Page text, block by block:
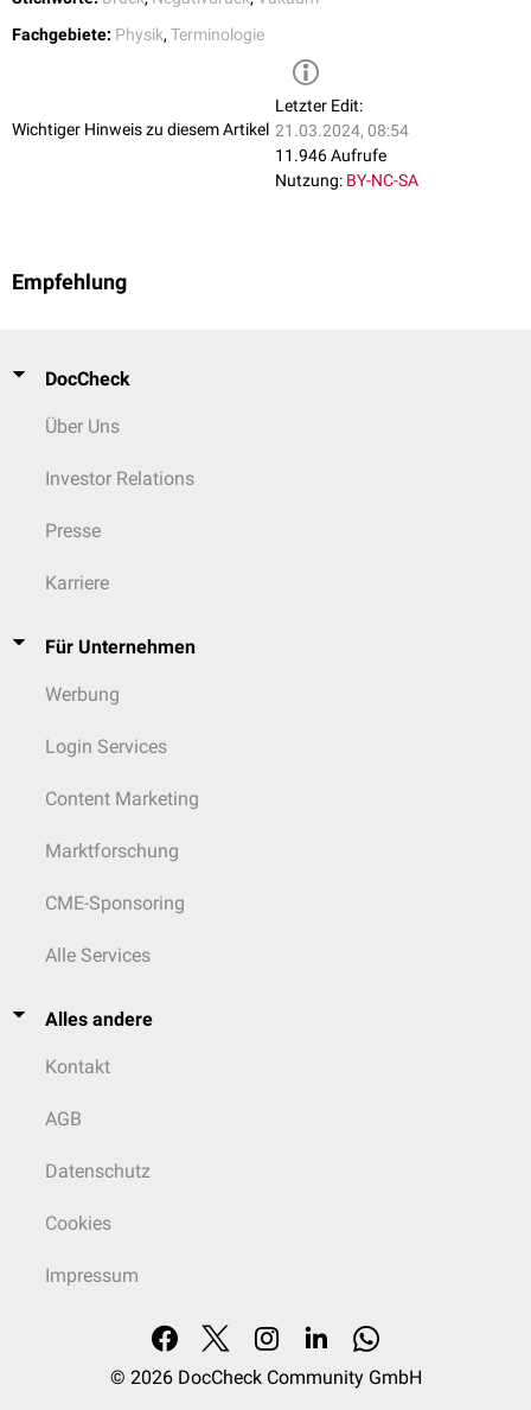
Fachgebiete: Physik, Terminologie
Wichtiger Hinweis zu diesem Artikel
Letzter Edit:
21.03.2024, 08:54
11.946 Aufrufe
Nutzung: BY-NC-SA
Empfehlung
DocCheck
Über Uns
Investor Relations
Presse
Karriere
Für Unternehmen
Werbung
Login Services
Content Marketing
Marktforschung
CME-Sponsoring
Alle Services
Alles andere
Kontakt
AGB
Datenschutz
Cookies
Impressum
© 2026 DocCheck Community GmbH